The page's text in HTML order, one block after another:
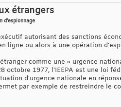
étrangers
d’espionnage
autorisant des sanctions
ligne ou alors à une opération
comme une « urgence
1977, l’IEEPA est une loi
d'urgence nationale en
par exemple de restreindre le